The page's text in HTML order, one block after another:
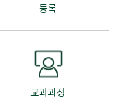
등록
교과과정